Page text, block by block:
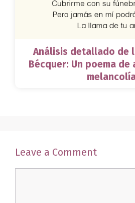
Análisis detallado de
Bécquer: Un poema
Leave a Comment